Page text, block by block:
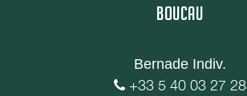
BOUCAU
Bernade Indiv.
+33 5 40 03 27 28